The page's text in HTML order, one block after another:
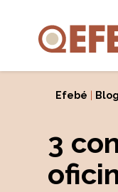
Efebé Blog
3